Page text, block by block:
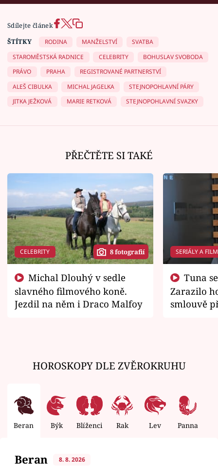
Sdílejte článek
ŠTÍTKY
RODINA MANŽELSTVÍ
SVATBA
STAROMĚSTSKÁ RADNICE
CELEBRITY
BOHUSLAV SVOBODA
PRÁVO
PRAHA
REGISTROVANÉ PARTNERSTVÍ
ALEŠ CIBULKA
MICHAL JAGELKA
STEJNOPOHLAVNÍ PÁRY
JITKA JEŽKOVÁ
MARIE RETKOVÁ STEJNOPOHLAVNÍ SVAZKY
PŘEČTĚTE SI TAKÉ
CELEBRITY 8 fotografií
slavného filmového koně.
Jezdil na něm i Draco Malfoy
SERIÁLY A
Zarazilo
smlouvě
HOROSKOPY DLE ZVĚROKRUHU
Beran Býk Blíženci Rak Lev Panna
Beran 8. 8. 2026